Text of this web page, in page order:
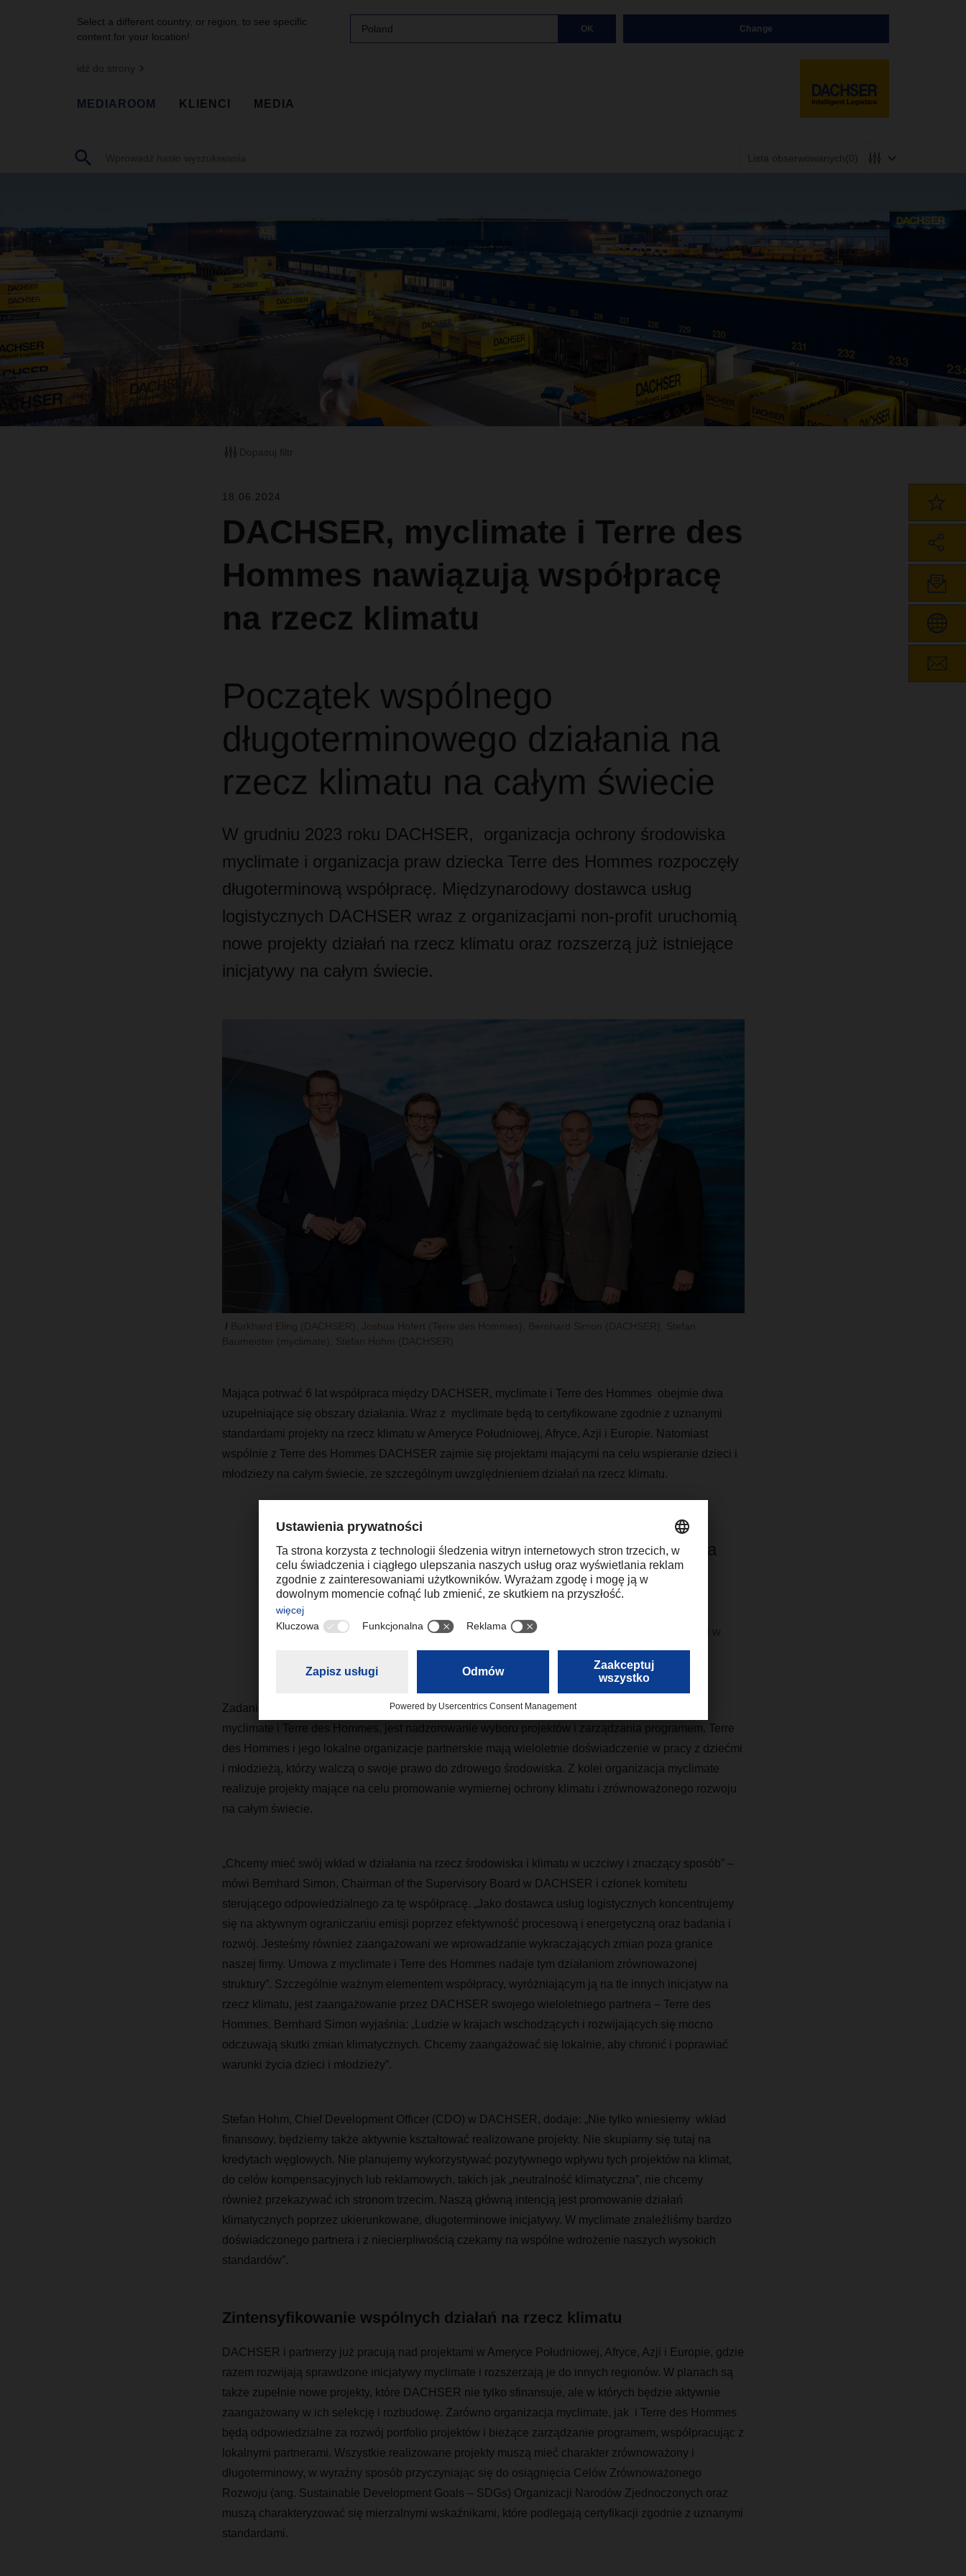
Select a different country, or region, to see specific
content for your location!
Poland OK Change
idź do strony
MEDIAROOM KLIENCI MEDIA
Lista obserwowanych (0)
Dopasuj filtr
18.06.2024
DACHSER, myclimate i Terre des
Hommes nawiązują współpracę
na rzecz klimatu
Początek wspólnego
długoterminowego działania na
rzecz klimatu na całym świecie
W grudniu 2023 roku DACHSER, organizacja ochrony środowiska
myclimate i organizacja praw dziecka Terre des Hommes rozpoczęły
długoterminową współpracę. Międzynarodowy dostawca usług
logistycznych DACHSER wraz z organizacjami non-profit uruchomią
nowe projekty działań na rzecz klimatu oraz rozszerzą już istniejące
inicjatywy na całym świecie.
Mająca potrwać 6 lat współpraca między DACHSER, myclimate i Terre des Hommes obejmie dwa
uzupełniające się obszary działania. Wraz z myclimate będą to certyfikowane zgodnie z uznanymi
standardami projekty na rzecz klimatu w Ameryce Południowej, Afryce, Azji i Europie. Natomiast
wspólnie z Terre des Hommes DACHSER zajmie się projektami mającymi na celu wspieranie dzieci i
młodzieży na całym świecie, ze szczególnym uwzględnieniem działań na rzecz klimatu.
“Chcemy mieć swój wkład w działania
na rzecz środowiska i klimatu w
uczciwy i znaczący sposób.”
– Bernhard Simon, Chairman of the Supervisory Board w
DACHSER
Zadaniem komitetu sterującego, w skład którego wchodzą przedstawiciele firmy DACHSER,
myclimate i Terre des Hommes, jest nadzorowanie wyboru projektów i zarządzania programem. Terre
des Hommes i jego lokalne organizacje partnerskie mają wieloletnie doświadczenie w pracy z dziećmi
i młodzieżą, którzy walczą o swoje prawo do zdrowego środowiska. Z kolei organizacja myclimate
realizuje projekty mające na celu promowanie wymiernej ochrony klimatu i zrównoważonego rozwoju
na całym świecie.
„Chcemy mieć swój wkład w działania na rzecz środowiska i klimatu w uczciwy i znaczący sposób” –
mówi Bernhard Simon, Chairman of the Supervisory Board w DACHSER i członek komitetu
sterującego odpowiedzialnego za tę współpracę. „Jako dostawca usług logistycznych koncentrujemy
się na aktywnym ograniczaniu emisji poprzez efektywność procesową i energetyczną oraz badania i
rozwój. Jesteśmy również zaangażowani we wprowadzanie wykraczających zmian poza granice
naszej firmy. Umowa z myclimate i Terre des Hommes nadaje tym działaniom zrównoważonej
struktury”. Szczególnie ważnym elementem współpracy, wyróżniającym ją na tle innych inicjatyw na
rzecz klimatu, jest zaangażowanie przez DACHSER swojego wieloletniego partnera – Terre des
Hommes. Bernhard Simon wyjaśnia: „Ludzie w krajach wschodzących i rozwijających się mocno
odczuwają skutki zmian klimatycznych. Chcemy zaangażować się lokalnie, aby chronić i poprawiać
warunki życia dzieci i młodzieży”.
Stefan Hohm, Chief Development Officer (CDO) w DACHSER, dodaje: „Nie tylko wniesiemy wkład
finansowy, będziemy także aktywnie kształtować realizowane projekty. Nie skupiamy się tutaj na
kredytach węglowych. Nie planujemy wykorzystywać pozytywnego wpływu tych projektów na klimat,
do celów kompensacyjnych lub reklamowych, takich jak „neutralność klimatyczna”, nie chcemy
również przekazywać ich stronom trzecim. Naszą główną intencją jest promowanie działań
klimatycznych poprzez ukierunkowane, długoterminowe inicjatywy. W myclimate znaleźliśmy bardzo
doświadczonego partnera i z niecierpliwością czekamy na wspólne wdrożenie naszych wysokich
standardów”.
Zintensyfikowanie wspólnych działań na rzecz klimatu
DACHSER i partnerzy już pracują nad projektami w Ameryce Południowej, Afryce, Azji i Europie, gdzie
razem rozwijają sprawdzone inicjatywy myclimate i rozszerzają je do innych regionów. W planach są
także zupełnie nowe projekty, które DACHSER nie tylko sfinansuje, ale w których będzie aktywnie
zaangażowany w ich selekcję i rozbudowę. Zarówno organizacja myclimate, jak i Terre des Hommes
będą odpowiedzialne za rozwój portfolio projektów i bieżące zarządzanie programem, współpracując z
lokalnymi partnerami. Wszystkie realizowane projekty muszą mieć charakter zrównoważony i
długoterminowy, w wyraźny sposób przyczyniając się do osiągnięcia Celów Zrównoważonego
Rozwoju (ang. Sustainable Development Goals – SDGs) Organizacji Narodów Zjednoczonych oraz
muszą charakteryzować się mierzalnymi wskaźnikami, które podlegają certyfikacji zgodnie z uznanymi
standardami.